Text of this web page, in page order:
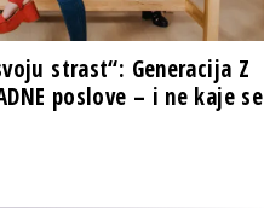
strast“: Generacija Z
poslove – i ne kaje se